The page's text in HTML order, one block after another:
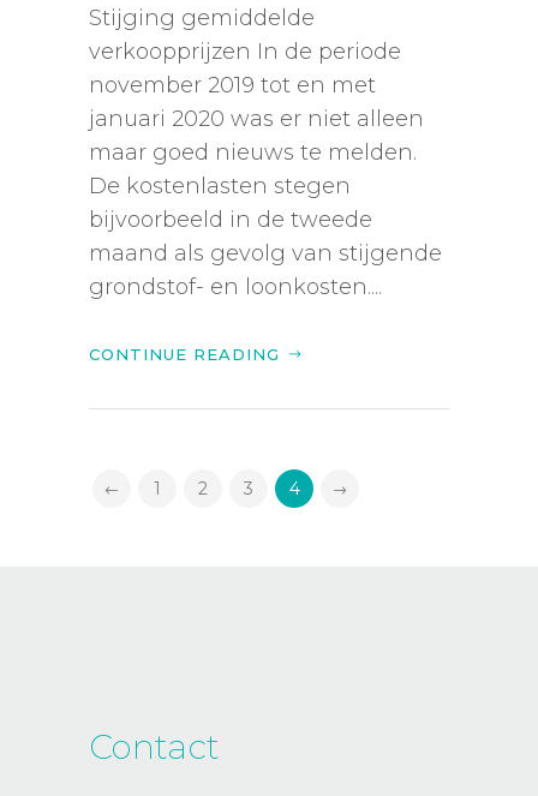
Stijging gemiddelde
verkoopprijzen In de periode
november 2019 tot en met
januari 2020 was er niet alleen
maar goed nieuws te melden.
De kostenlasten stegen
bijvoorbeeld in de tweede
maand als gevolg van stijgende
grondstof- en loonkosten....
CONTINUE READING
1 2 3 4
Contact